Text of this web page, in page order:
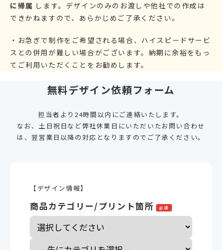
に帰属 します。デザインのみのお渡しや他社での作成は
できかねますので、あらかじめご了承ください。
・お急ぎで制作をご希望される場合、ハイスピードサービ
スとの併用が難しい場合がございます。納期に余裕をもっ
てご利用いただくことをお勧めします。
無料デザイン依頼フォーム
担当者より24時間以内にご連絡いたします。
なお、土日祝日など弊社休業日にいただいたお問い合わせ
は、翌営業日以降の対応となりますのでご了承ください。
【デザイン情報】
商品カテゴリー/プリント箇所 必須